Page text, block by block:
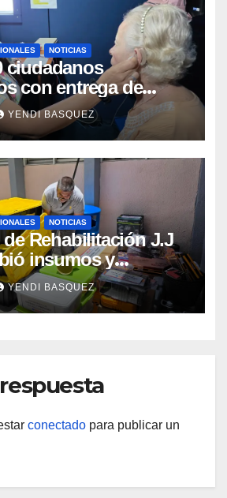
NOTICIAS
ciudadanos
con entrega de
en el Centro de
J.J. Arvelo
YENDI BASQUEZ
NOTICIAS
Rehabilitación J.J
insumos y
para la atención de
discapacidad
YENDI BASQUEZ
conectado para publicar un